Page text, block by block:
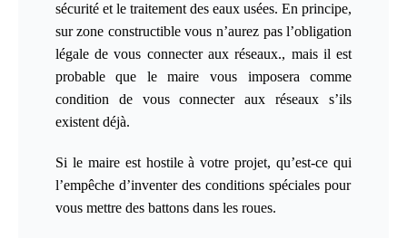
sécurité et le traitement des eaux usées. En principe,
sur zone constructible vousn’aurez pasl’obligation
légalede vous connecter aux réseaux., mais il est
probable que le maire vous imposera comme
condition de vous connecter aux réseaux s’ils
existent déjà.
Si le maire est hostile à votre projet,qu’est-ce qui
l’empêche d’inventer des conditions spéciales pour
vous mettre des battons dans les roues.